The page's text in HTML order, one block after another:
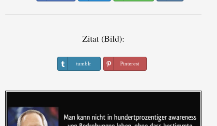
Zitat (Bild):
tumblr Pinterest